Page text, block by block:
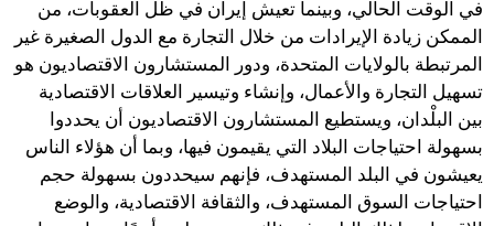
في الوقت الحالي، وبينما تعيش إيران في ظل العقوبات، من
الممكن زيادة الإيرادات من خلال التجارة مع الدول الصغيرة غير
المرتبطة بالولايات المتحدة، ودور المستشارون الاقتصاديون هو
تسهيل التجارة والأعمال، وإنشاء وتيسير العلاقات الاقتصادية
بين البلْدان، ويستطيع المستشارون الاقتصاديون أن يحددوا
بسهولة احتياجات البلاد التي يقيمون فيها، وبما أن هؤلاء الناس
يعيشون في البلد المستهدف، فإنهم سيحددون بسهولة حجم
احتياجات السوق المستهدف، والثقافة الاقتصادية، والوضع